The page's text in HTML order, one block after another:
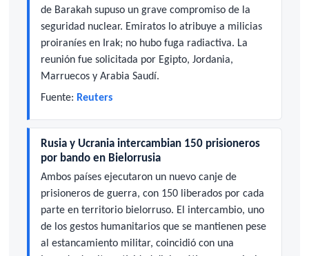
de Barakah supuso un grave compromiso de la
seguridad nuclear. Emiratos lo atribuye a milicias
proiraníes en Irak; no hubo fuga radiactiva. La
reunión fue solicitada por Egipto, Jordania,
Marruecos y Arabia Saudí.
Fuente: Reuters
Rusia y Ucrania intercambian 150 prisioneros
por bando en Bielorrusia
Ambos países ejecutaron un nuevo canje de
prisioneros de guerra, con 150 liberados por cada
parte en territorio bielorruso. El intercambio, uno
de los gestos humanitarios que se mantienen pese
al estancamiento militar, coincidió con una